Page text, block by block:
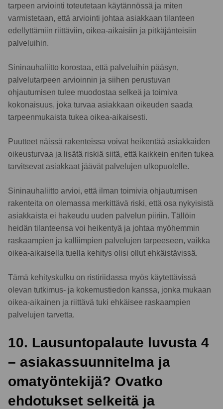
tarpeen arviointi toteutetaan käytännössä ja miten
varmistetaan, että arviointi johtaa asiakkaan tilanteen
edellyttämiin riittäviin, oikea-aikaisiin ja pitkäjänteisiin
palveluihin.
Sininauhaliitto korostaa, että palveluihin pääsyn,
palvelutarpeen arvioinnin ja siihen perustuvan
ohjautumisen tulee muodostaa selkeä ja toimiva
kokonaisuus, joka turvaa asiakkaan oikeuden saada
tarpeenmukaista tukea oikea-aikaisesti.
Puutteet näissä rakenteissa voivat heikentää asiakkaiden
oikeusturvaa ja lisätä riskiä siitä, että kaikkein eniten tukea
tarvitsevat asiakkaat jäävät palvelujen ulkopuolelle.
Sininauhaliitto arvioi, että ilman toimivia ohjautumisen
rakenteita on olemassa merkittävä riski, että osa nykyisistä
asiakkaista ei hakeudu uuden palvelun piiriin. Tällöin
heidän tilanteensa voi heikentyä ja johtaa myöhemmin
raskaampien ja kalliimpien palvelujen tarpeeseen, vaikka
oikea-aikaisella tuella kehitys olisi ollut ehkäistävissä.
Tämä kehityskulku on ristiriidassa myös käytettävissä
olevan tutkimus- ja kokemustiedon kanssa, jonka mukaan
oikea-aikainen ja riittävä tuki ehkäisee raskaampien
palvelujen tarvetta.
10. Lausuntopalaute luvusta 4
– asiakassuunnitelma ja
omatyöntekijä? Ovatko
ehdotukset selkeitä ja